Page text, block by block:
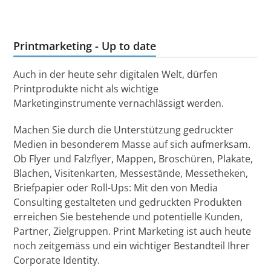
Printmarketing - Up to date
Auch in der heute sehr digitalen Welt, dürfen
Printprodukte nicht als wichtige
Marketinginstrumente vernachlässigt werden.
Machen Sie durch die Unterstützung gedruckter
Medien in besonderem Masse auf sich aufmerksam.
Ob Flyer und Falzflyer, Mappen, Broschüren, Plakate,
Blachen, Visitenkarten, Messestände, Messetheken,
Briefpapier oder Roll-Ups: Mit den von Media
Consulting gestalteten und gedruckten Produkten
erreichen Sie bestehende und potentielle Kunden,
Partner, Zielgruppen. Print Marketing ist auch heute
noch zeitgemäss und ein wichtiger Bestandteil Ihrer
Corporate Identity.